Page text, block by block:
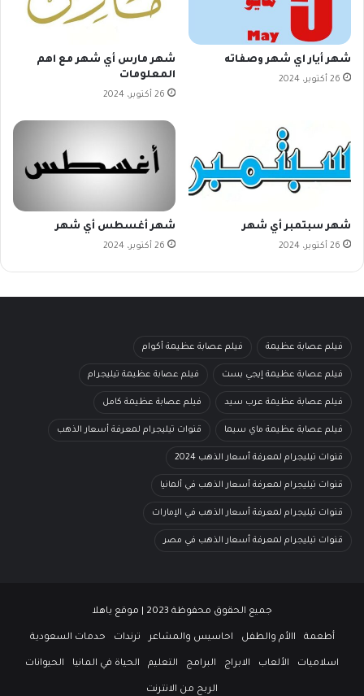
شهر أيار اي شهر وصفاته
26 أكتوبر، 2024
شهر مارس أي شهر مع اهم
المعلومات
26 أكتوبر، 2024
شهر سبتمبر أي شهر
26 أكتوبر، 2024
شهر أغسطس أي شهر
26 أكتوبر، 2024
فيلم عصابة عظيمة فيلم عصابة عظيمة أكوام
فيلم عصابة عظيمة إيجي بست فيلم عصابة عظيمة تيليجرام
فيلم عصابة عظيمة عرب سيد فيلم عصابة عظيمة كامل
فيلم عصابة عظيمة ماي سيما قنوات تيليجرام لمعرفة أسعار الذهب
قنوات تيليجرام لمعرفة أسعار الذهب 2024
قنوات تيليجرام لمعرفة أسعار الذهب في ألمانيا
قنوات تيليجرام لمعرفة أسعار الذهب في الإمارات
قنوات تيليجرام لمعرفة أسعار الذهب في مصر
جميع الحقوق محفوظة 2023 | موقع ياهلا
أطعمة االأم والطفل احاسيس والمشاعر ترندات حدمات السعودية
اسلاميات الألعاب الابراج البرامج التعليم الحياة في المانيا الحيوانات
الربح من الانترنت